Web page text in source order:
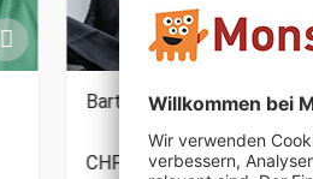
Bartschürze
CHF 24.95